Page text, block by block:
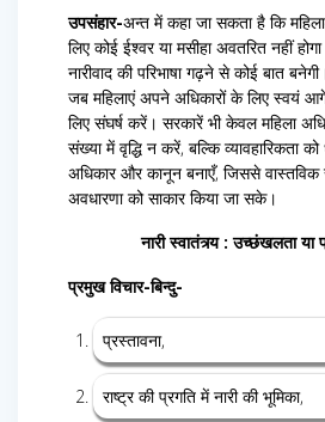
उपसंहार-अन्त में कहा जा सकता है कि
लिए कोई ईश्वर या मसीहा अवतरित नहीं
नारीवाद की परिभाषा गढ़ने से कोई बात
जब महिलाएं अपने अधिकारों के लिए स्वयं
लिए संघर्ष करें। सरकारें भी केवल महिला
संख्या में वृद्धि न करें, बल्कि व्यावहारिकता
अधिकार और कानून बनाएँ, जिससे
अवधारणा को साकार किया जा सके।
नारी स्वातंत्र्य : उच्छंखलता या
प्रमुख विचार-बिन्दु-
प्रस्तावना,
राष्ट्र की प्रगति में नारी की भूमिका,